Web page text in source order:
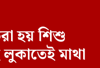
হয় শিশু
মাথা